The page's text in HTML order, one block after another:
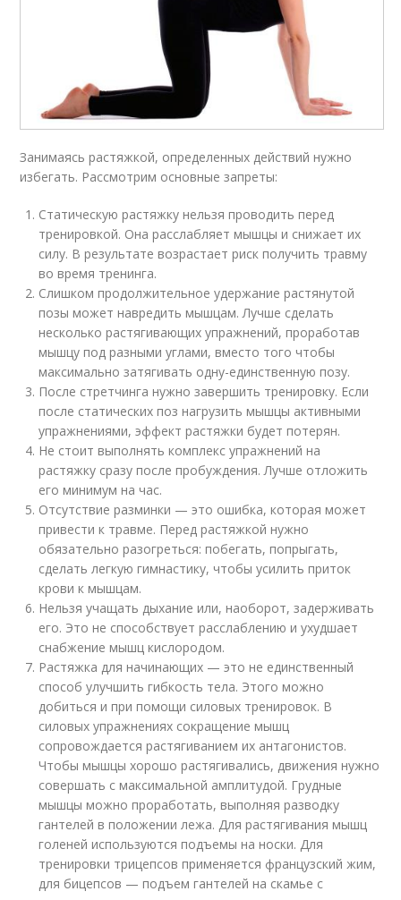
Занимаясь растяжкой, определенных действий нужно
избегать. Рассмотрим основные запреты:
Статическую растяжку нельзя проводить перед
тренировкой. Она расслабляет мышцы и снижает их
силу. В результате возрастает риск получить травму
во время тренинга.
Слишком продолжительное удержание растянутой
позы может навредить мышцам. Лучше сделать
несколько растягивающих упражнений, проработав
мышцу под разными углами, вместо того чтобы
максимально затягивать одну-единственную позу.
После стретчинга нужно завершить тренировку. Если
после статических поз нагрузить мышцы активными
упражнениями, эффект растяжки будет потерян.
Не стоит выполнять комплекс упражнений на
растяжку сразу после пробуждения. Лучше отложить
его минимум на час.
Отсутствие разминки — это ошибка, которая может
привести к травме. Перед растяжкой нужно
обязательно разогреться: побегать, попрыгать,
сделать легкую гимнастику, чтобы усилить приток
крови к мышцам.
Нельзя учащать дыхание или, наоборот, задерживать
его. Это не способствует расслаблению и ухудшает
снабжение мышц кислородом.
Растяжка для начинающих — это не единственный
способ улучшить гибкость тела. Этого можно
добиться и при помощи силовых тренировок. В
силовых упражнениях сокращение мышц
сопровождается растягиванием их антагонистов.
Чтобы мышцы хорошо растягивались, движения нужно
совершать с максимальной амплитудой. Грудные
мышцы можно проработать, выполняя разводку
гантелей в положении лежа. Для растягивания мышц
голеней используются подъемы на носки. Для
тренировки трицепсов применяется французский жим,
для бицепсов — подъем гантелей на скамье с